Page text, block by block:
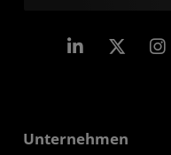
LinkedIn
Unternehmen